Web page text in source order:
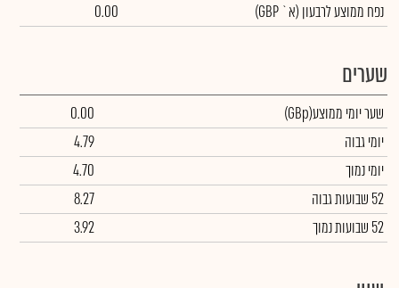
נפח ממוצע לרבעון (א` GBP)
0.00
שערים
שער יומי ממוצע(GBp)
0.00
יומי גבוה
4.79
יומי נמוך
4.70
52 שבועות גבוה
8.27
52 שבועות נמוך
3.92